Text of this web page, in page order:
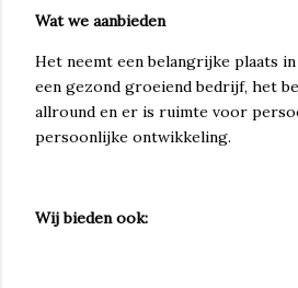
Wat we aanbieden
Het neemt een belangrijke plaats
een gezond groeiend bedrijf, het
allround en er is ruimte voor
persoonlijke ontwikkeling.
Wij bieden ook: